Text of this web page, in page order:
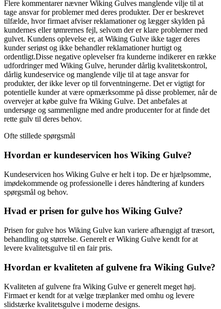
Flere kommentarer nævner Wiking Gulves manglende vilje til at
tage ansvar for problemer med deres produkter. Der er beskrevet
tilfælde, hvor firmaet afviser reklamationer og lægger skylden på
kundernes eller tømrernes fejl, selvom der er klare problemer med
gulvet. Kundens oplevelse er, at Wiking Gulve ikke tager deres
kunder seriøst og ikke behandler reklamationer hurtigt og
ordentligt.Disse negative oplevelser fra kunderne indikerer en række
udfordringer med Wiking Gulve, herunder dårlig kvalitetskontrol,
dårlig kundeservice og manglende vilje til at tage ansvar for
produkter, der ikke lever op til forventningerne. Det er vigtigt for
potentielle kunder at være opmærksomme på disse problemer, når de
overvejer at købe gulve fra Wiking Gulve. Det anbefales at
undersøge og sammenligne med andre producenter for at finde det
rette gulv til deres behov.
Ofte stillede spørgsmål
Hvordan er kundeservicen hos Wiking Gulve?
Kundeservicen hos Wiking Gulve er helt i top. De er hjælpsomme,
imødekommende og professionelle i deres håndtering af kunders
spørgsmål og behov.
Hvad er prisen for gulve hos Wiking Gulve?
Prisen for gulve hos Wiking Gulve kan variere afhængigt af træsort,
behandling og størrelse. Generelt er Wiking Gulve kendt for at
levere kvalitetsgulve til en fair pris.
Hvordan er kvaliteten af gulvene fra Wiking Gulve?
Kvaliteten af gulvene fra Wiking Gulve er generelt meget høj.
Firmaet er kendt for at vælge træplanker med omhu og levere
slidstærke kvalitetsgulve i moderne designs.